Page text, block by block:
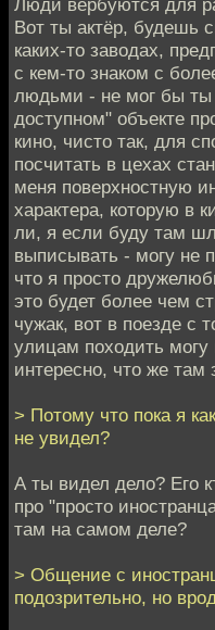
Вот ты актёр, будешь
каких-то заводах,
с кем-то знаком с
людьми - не мог бы ты
доступном" объекте
кино, чисто так, для
посчитать в цехах
меня поверхностную
характера, которую в
ли, я если буду там
выписывать - могу не
что я просто
это будет более чем
чужак, вот в поезде с
улицам походить
интересно, что же там
> Потому что пока я
не увидел?
А ты видел дело? Его
про "просто
там на самом деле?
> Общение с
подозрительно, но